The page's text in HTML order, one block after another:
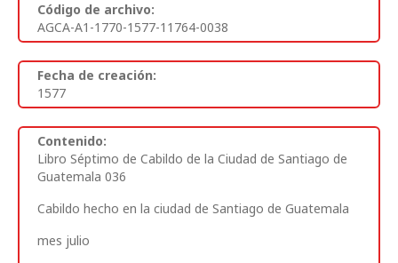
Código de archivo:
AGCA-A1-1770-1577-11764-0038
Fecha de creación:
1577
Contenido:
Libro Séptimo de Cabildo de la Ciudad de Santiago de
Guatemala 036
Cabildo hecho en la ciudad de Santiago de Guatemala
mes julio